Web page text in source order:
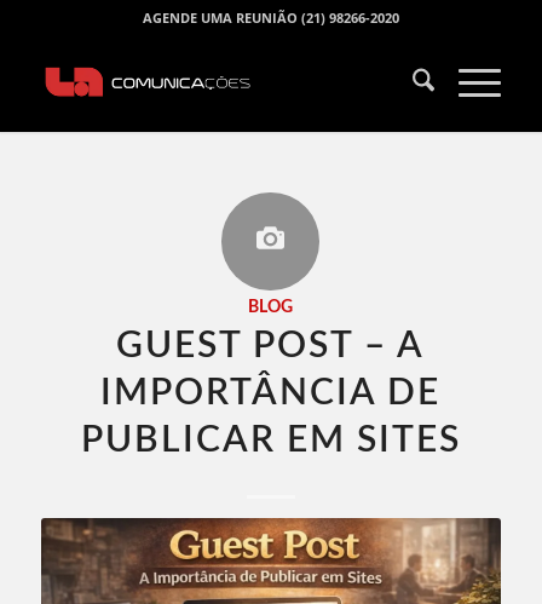
AGENDE UMA REUNIÃO (21) 98266-2020
BLOG
GUEST POST – A
IMPORTÂNCIA DE
PUBLICAR EM SITES